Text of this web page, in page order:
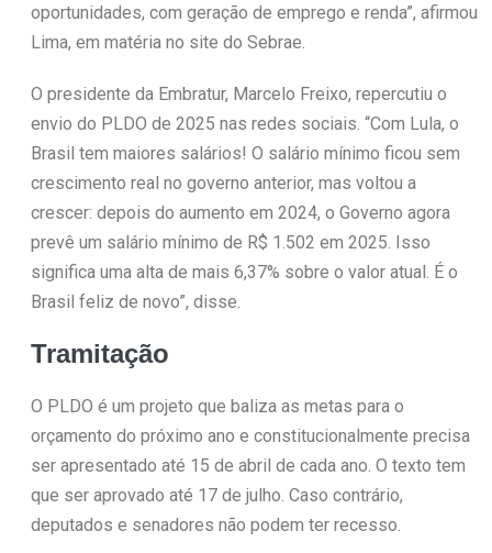
oportunidades, com geração de emprego e renda”, afirmou
Lima, em matéria no site do Sebrae.
O presidente da Embratur, Marcelo Freixo, repercutiu o
envio do PLDO de 2025 nas redes sociais. “Com Lula, o
Brasil tem maiores salários! O salário mínimo ficou sem
crescimento real no governo anterior, mas voltou a
crescer: depois do aumento em 2024, o Governo agora
prevê um salário mínimo de R$ 1.502 em 2025. Isso
significa uma alta de mais 6,37% sobre o valor atual. É o
Brasil feliz de novo”, disse.
Tramitação
O PLDO é um projeto que baliza as metas para o
orçamento do próximo ano e constitucionalmente precisa
ser apresentado até 15 de abril de cada ano. O texto tem
que ser aprovado até 17 de julho. Caso contrário,
deputados e senadores não podem ter recesso.